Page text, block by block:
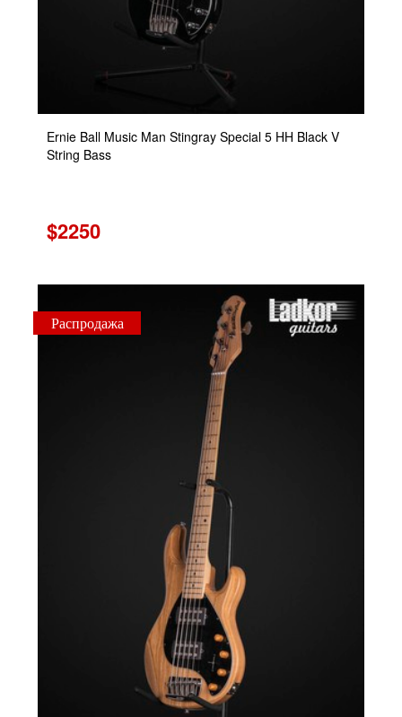
Ernie Ball Music Man Stingray Special 5 HH Black V
String Bass
$2250
Распродажа